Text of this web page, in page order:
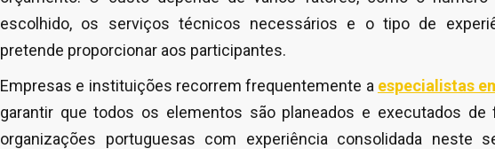
escolhido, os serviços técnicos necessários e o tipo de
pretende proporcionar aos participantes.
Empresas e instituições recorrem frequentemente a especialistas
garantir que todos os elementos são planeados e executados de
organizações portuguesas com experiência consolidada neste